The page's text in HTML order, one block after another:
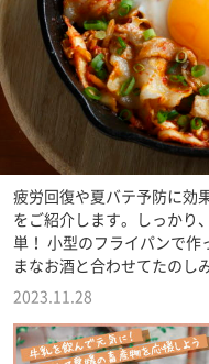
疲労回復や夏バテ予防に効
をご紹介します。しっかり
単！ 小型のフライパンで
まなお酒と合わせてたのし
2023.11.28